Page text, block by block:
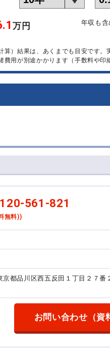
万円 年収も
）結果は、あくまでも目安です
用が別途かかります（手数料や印
561-821
無料))
都品川区西五反田１丁目２７番
お問い合わせ （